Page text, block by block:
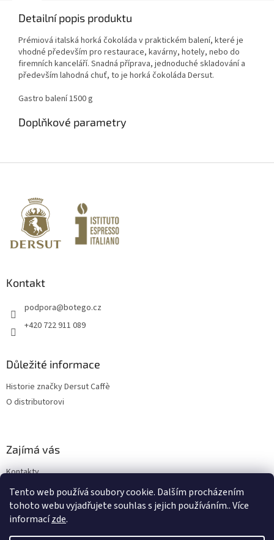
Tento web používá soubory cookie. Dalším procházením
tohoto webu vyjadřujete souhlas s jejich používáním.. Více
informacízde.
Detailní popis produktu
Prémiová italská horká čokoláda v praktickém balení, které je
vhodné především pro restaurace, kavárny, hotely, nebo do
firemních kanceláří. Snadná příprava, jednoduché skladování a
především lahodná chuť, to je horká čokoláda Dersut.
Gastro balení 1500 g
Doplňkové parametry
Kontakt
podpora@botego.cz
+420 722 911 089
Důležité informace
Historie značky Dersut Caffè
O distributorovi
Zajímá vás
Kontakty
Blog